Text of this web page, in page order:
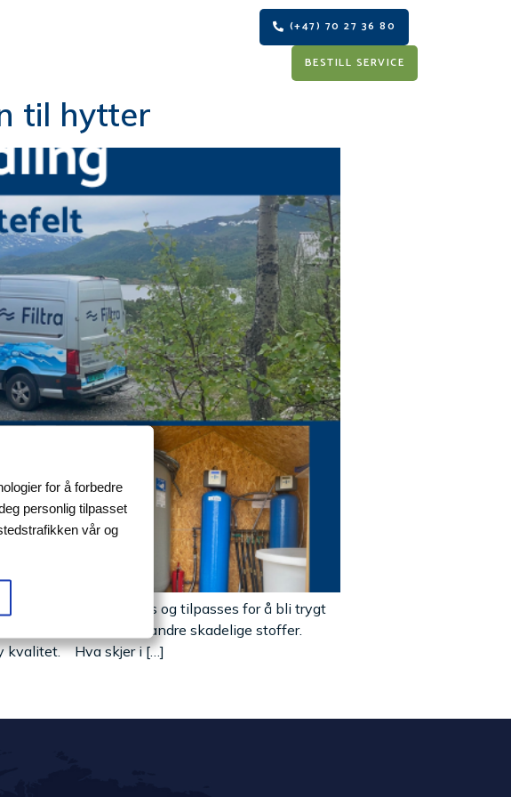
for å forbedre
personlig tilpasset
vår og
(+47) 70 27 36 80
BESTILL SERVICE
til hytter
grunnvann, renses og tilpasses for å bli trygt
patogener og andre skadelige stoffer.
kvalitet. Hva skjer i […]